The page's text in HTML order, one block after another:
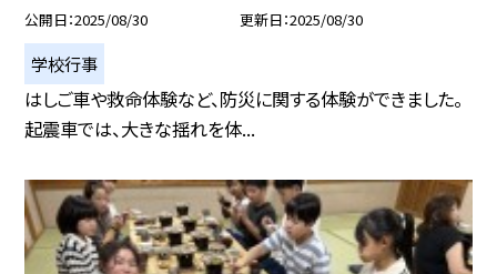
公開日 2025/08/30 更新日 2025/08/30
学校行事
はしご車や救命体験など、防災に関する体験ができました。
起震車では、大きな揺れを体...